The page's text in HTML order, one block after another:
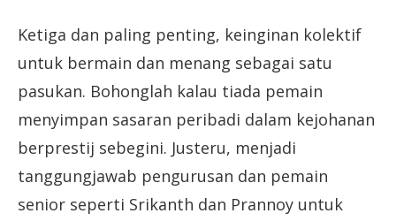
Ketiga dan paling penting, keinginan kolektif
untuk bermain dan menang sebagai satu
pasukan. Bohonglah kalau tiada pemain
menyimpan sasaran peribadi dalam kejohanan
berprestij sebegini. Justeru, menjadi
tanggungjawab pengurusan dan pemain
senior seperti Srikanth dan Prannoy untuk